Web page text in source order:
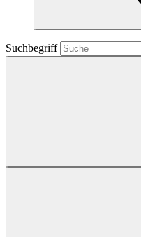
Suchbegriff